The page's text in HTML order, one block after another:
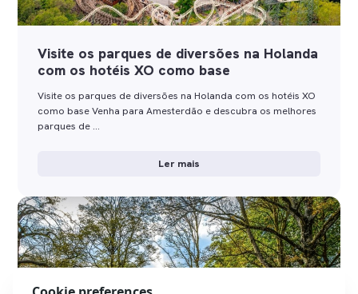
Visite os parques de diversões na Holanda
com os hotéis XO como base
Visite os parques de diversões na Holanda com os hotéis XO
como base Venha para Amesterdão e descubra os melhores
parques de …
Ler mais